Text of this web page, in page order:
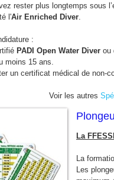
rester plus longtemps sous
l'Air Enriched Diver.
:
PADI Open Water Diver ou
moins 15 ans.
un certificat médical de non-
autres
La
La
Les